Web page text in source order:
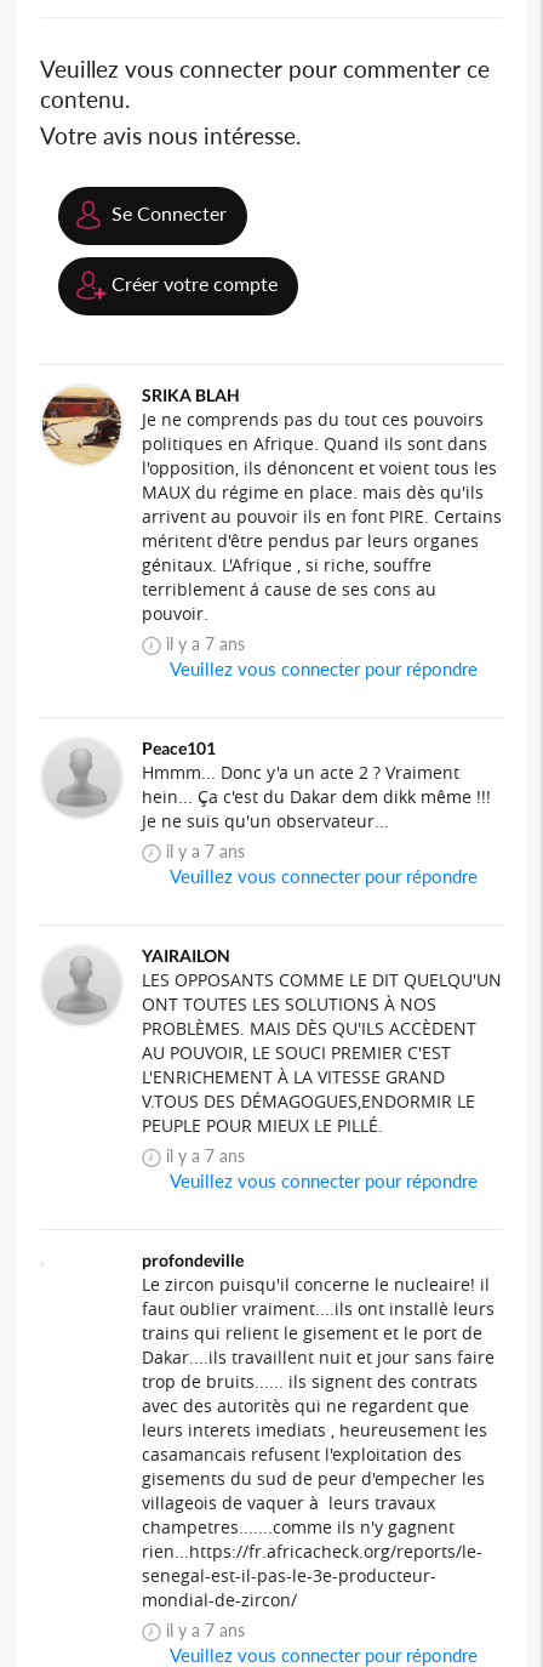
Veuillez vous connecter pour commenter ce
contenu.
Votre avis nous intéresse.
Se Connecter
Créer votre compte
SRIKA BLAH
Je ne comprends pas du tout ces pouvoirs
politiques en Afrique. Quand ils sont dans
l'opposition, ils dénoncent et voient tous les
MAUX du régime en place. mais dès qu'ils
arrivent au pouvoir ils en font PIRE. Certains
méritent d'être pendus par leurs organes
génitaux. L'Afrique , si riche, souffre
terriblement á cause de ses cons au
pouvoir.
il y a 7 ans
Veuillez vous connecter pour répondre
Peace101
Hmmm... Donc y'a un acte 2 ? Vraiment
hein... Ça c'est du Dakar dem dikk même !!!
Je ne suis qu'un observateur...
il y a 7 ans
Veuillez vous connecter pour répondre
YAIRAILON
LES OPPOSANTS COMME LE DIT QUELQU'UN
ONT TOUTES LES SOLUTIONS À NOS
PROBLÈMES. MAIS DÈS QU'ILS ACCÈDENT
AU POUVOIR, LE SOUCI PREMIER C'EST
L'ENRICHEMENT À LA VITESSE GRAND
V.TOUS DES DÉMAGOGUES,ENDORMIR LE
PEUPLE POUR MIEUX LE PILLÉ.
il y a 7 ans
Veuillez vous connecter pour répondre
profondeville
Le zircon puisqu'il concerne le nucleaire! il
faut oublier vraiment....ils ont installè leurs
trains qui relient le gisement et le port de
Dakar....ils travaillent nuit et jour sans faire
trop de bruits...... ils signent des contrats
avec des autoritès qui ne regardent que
leurs interets imediats , heureusement les
casamancais refusent l'exploitation des
gisements du sud de peur d'empecher les
villageois de vaquer à leurs travaux
champetres.......comme ils n'y gagnent
rien...https://fr.africacheck.org/reports/le-
senegal-est-il-pas-le-3e-producteur-
mondial-de-zircon/
il y a 7 ans
Veuillez vous connecter pour répondre